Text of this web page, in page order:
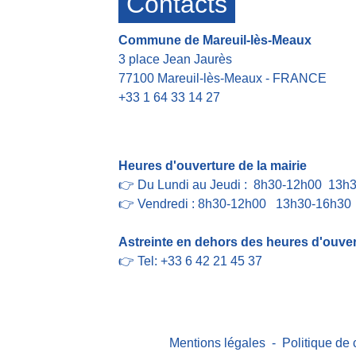
Commune de Mareuil-lès-Meaux
3 place Jean Jaurès
77100 Mareuil-lès-Meaux - FRANCE
+33 1 64 33 14 27
Heures d'ouverture de la mairie
👉 Du Lundi au Jeudi : 8h30-12h00
👉 Vendredi : 8h30-12h00 13h30-16h30
Astreinte en dehors des heures
👉 Tel: +33 6 42 21 45 37
Mentions légales - Politique de